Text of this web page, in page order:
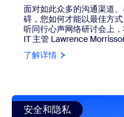
面对如此众多的沟通渠道
碍，您如何才能以最佳方
听同行心声网络研讨会上
IT 主管 Lawrence
了解详情
view: 家长指南：如何告诉
安全和隐私